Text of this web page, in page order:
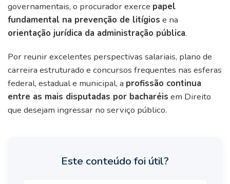
governamentais, o procurador exerce papel
fundamental na prevenção de litígios e na
orientação jurídica da administração pública.
Por reunir excelentes perspectivas salariais, plano de
carreira estruturado e concursos frequentes nas esferas
federal, estadual e municipal, a profissão continua
entre as mais disputadas por bacharéis em Direito
que desejam ingressar no serviço público.
Este conteúdo foi útil?